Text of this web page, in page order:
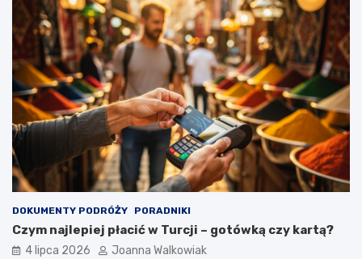
DOKUMENTY PODRÓŻY PORADNIKI
Czym najlepiej płacić w Turcji – gotówką czy kartą?
4 lipca 2026 Joanna Walkowiak